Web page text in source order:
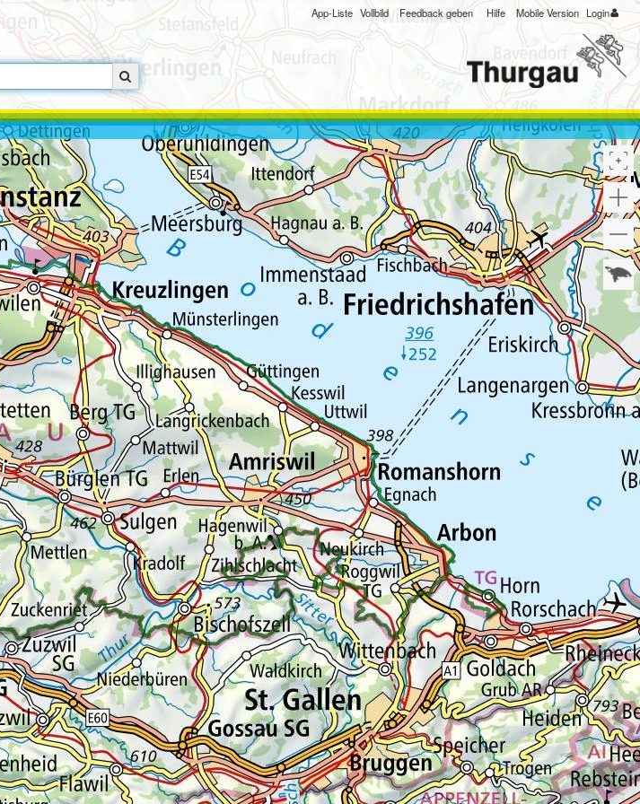
App-Liste Vollbild Feedback geben Hilfe Mobile Version Login